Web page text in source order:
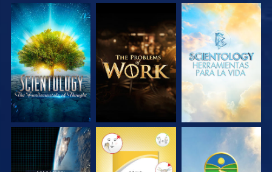
EXPLORA LAS
SERIES
EXPLORA LAS
SERIES
EXPLORA LAS
SERIES
VE VE VE